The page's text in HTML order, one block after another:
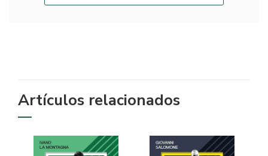
Artículos relacionados